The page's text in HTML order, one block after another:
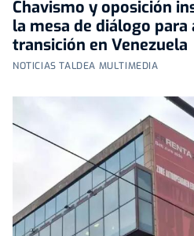
Chavismo y oposición
la mesa de diálogo para
transición en Venezuela
NOTICIAS TALDEA MULTIMEDIA